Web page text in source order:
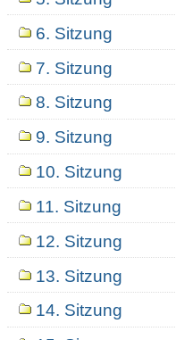
6. Sitzung
7. Sitzung
8. Sitzung
9. Sitzung
10. Sitzung
11. Sitzung
12. Sitzung
13. Sitzung
14. Sitzung